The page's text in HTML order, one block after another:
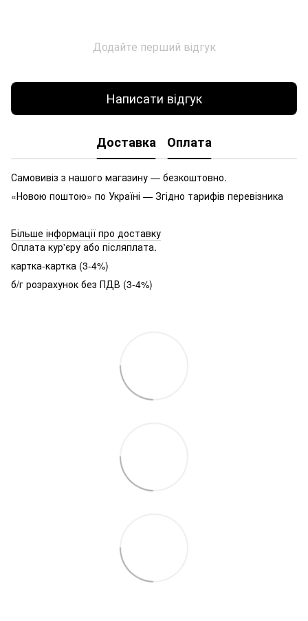
Додайте перший відгук
Написати відгук
Доставка Оплата
Самовивіз з нашого магазину — безкоштовно.
«Новою поштою» по Україні — Згідно тарифів перевізника
Більше інформації про доставку
Оплата кур'єру або післяплата.
картка-картка (3-4%)
б/г розрахунок без ПДВ (3-4%)